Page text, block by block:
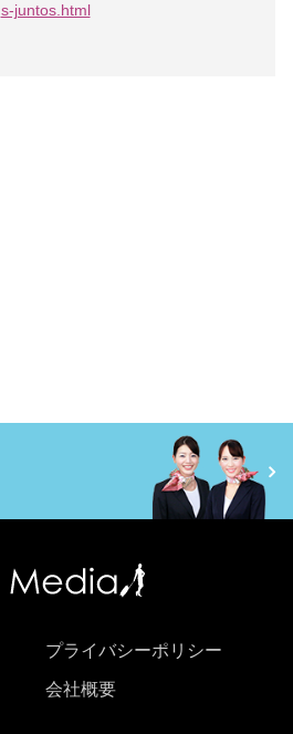
s-juntos.html
プライバシーポリシー
会社概要